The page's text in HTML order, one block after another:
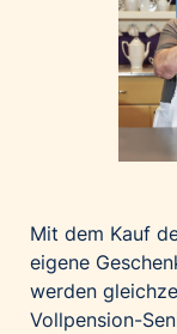
Mit dem Kauf
eigene
werden
Vollpension-